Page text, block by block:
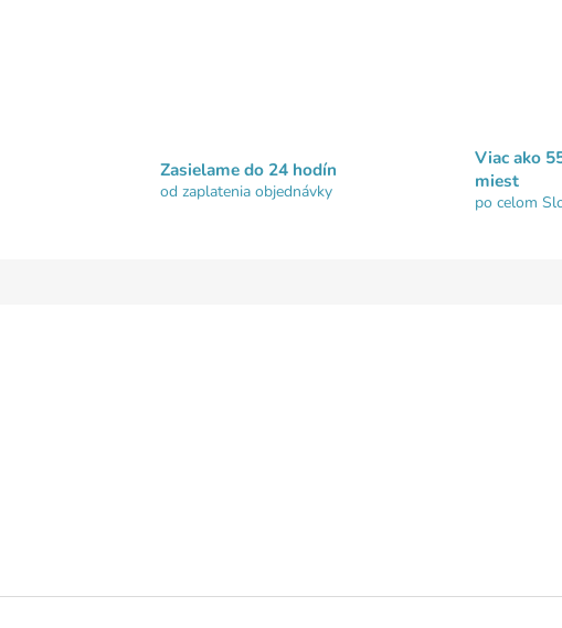
Zasielame do 24 hodín
od zaplatenia objednávky
Viac ako
miest
po celom